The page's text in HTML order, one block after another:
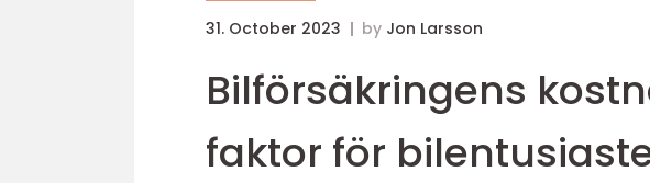
31. October 2023 by Jon Larsson
Bilförsäkringens
faktor för